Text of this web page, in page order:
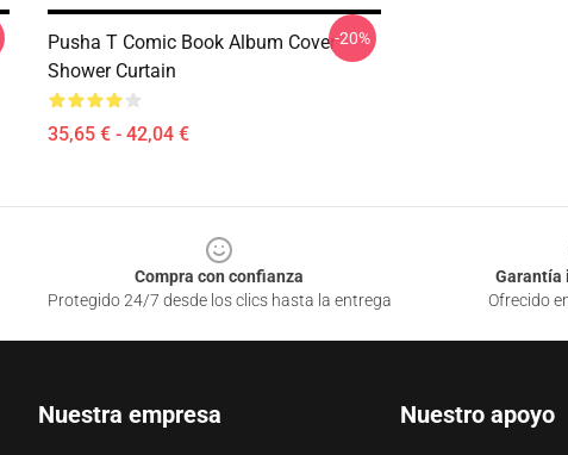
Pusha T Comic Book Album Cover
Shower Curtain
35,65 € - 42,04 €
-20%
Compra con confianza
Protegido 24/7 desde los clics hasta la entrega
Garantía
Ofrecido
Nuestra empresa Nuestro apoyo